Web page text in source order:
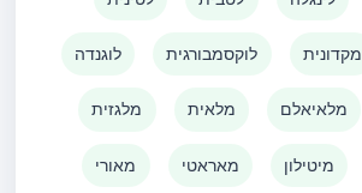
לוגנדה לוקסמבורגית מקדונית
מלגזית מלאית מלאיאלם
מאורי מאראטי מיטילון